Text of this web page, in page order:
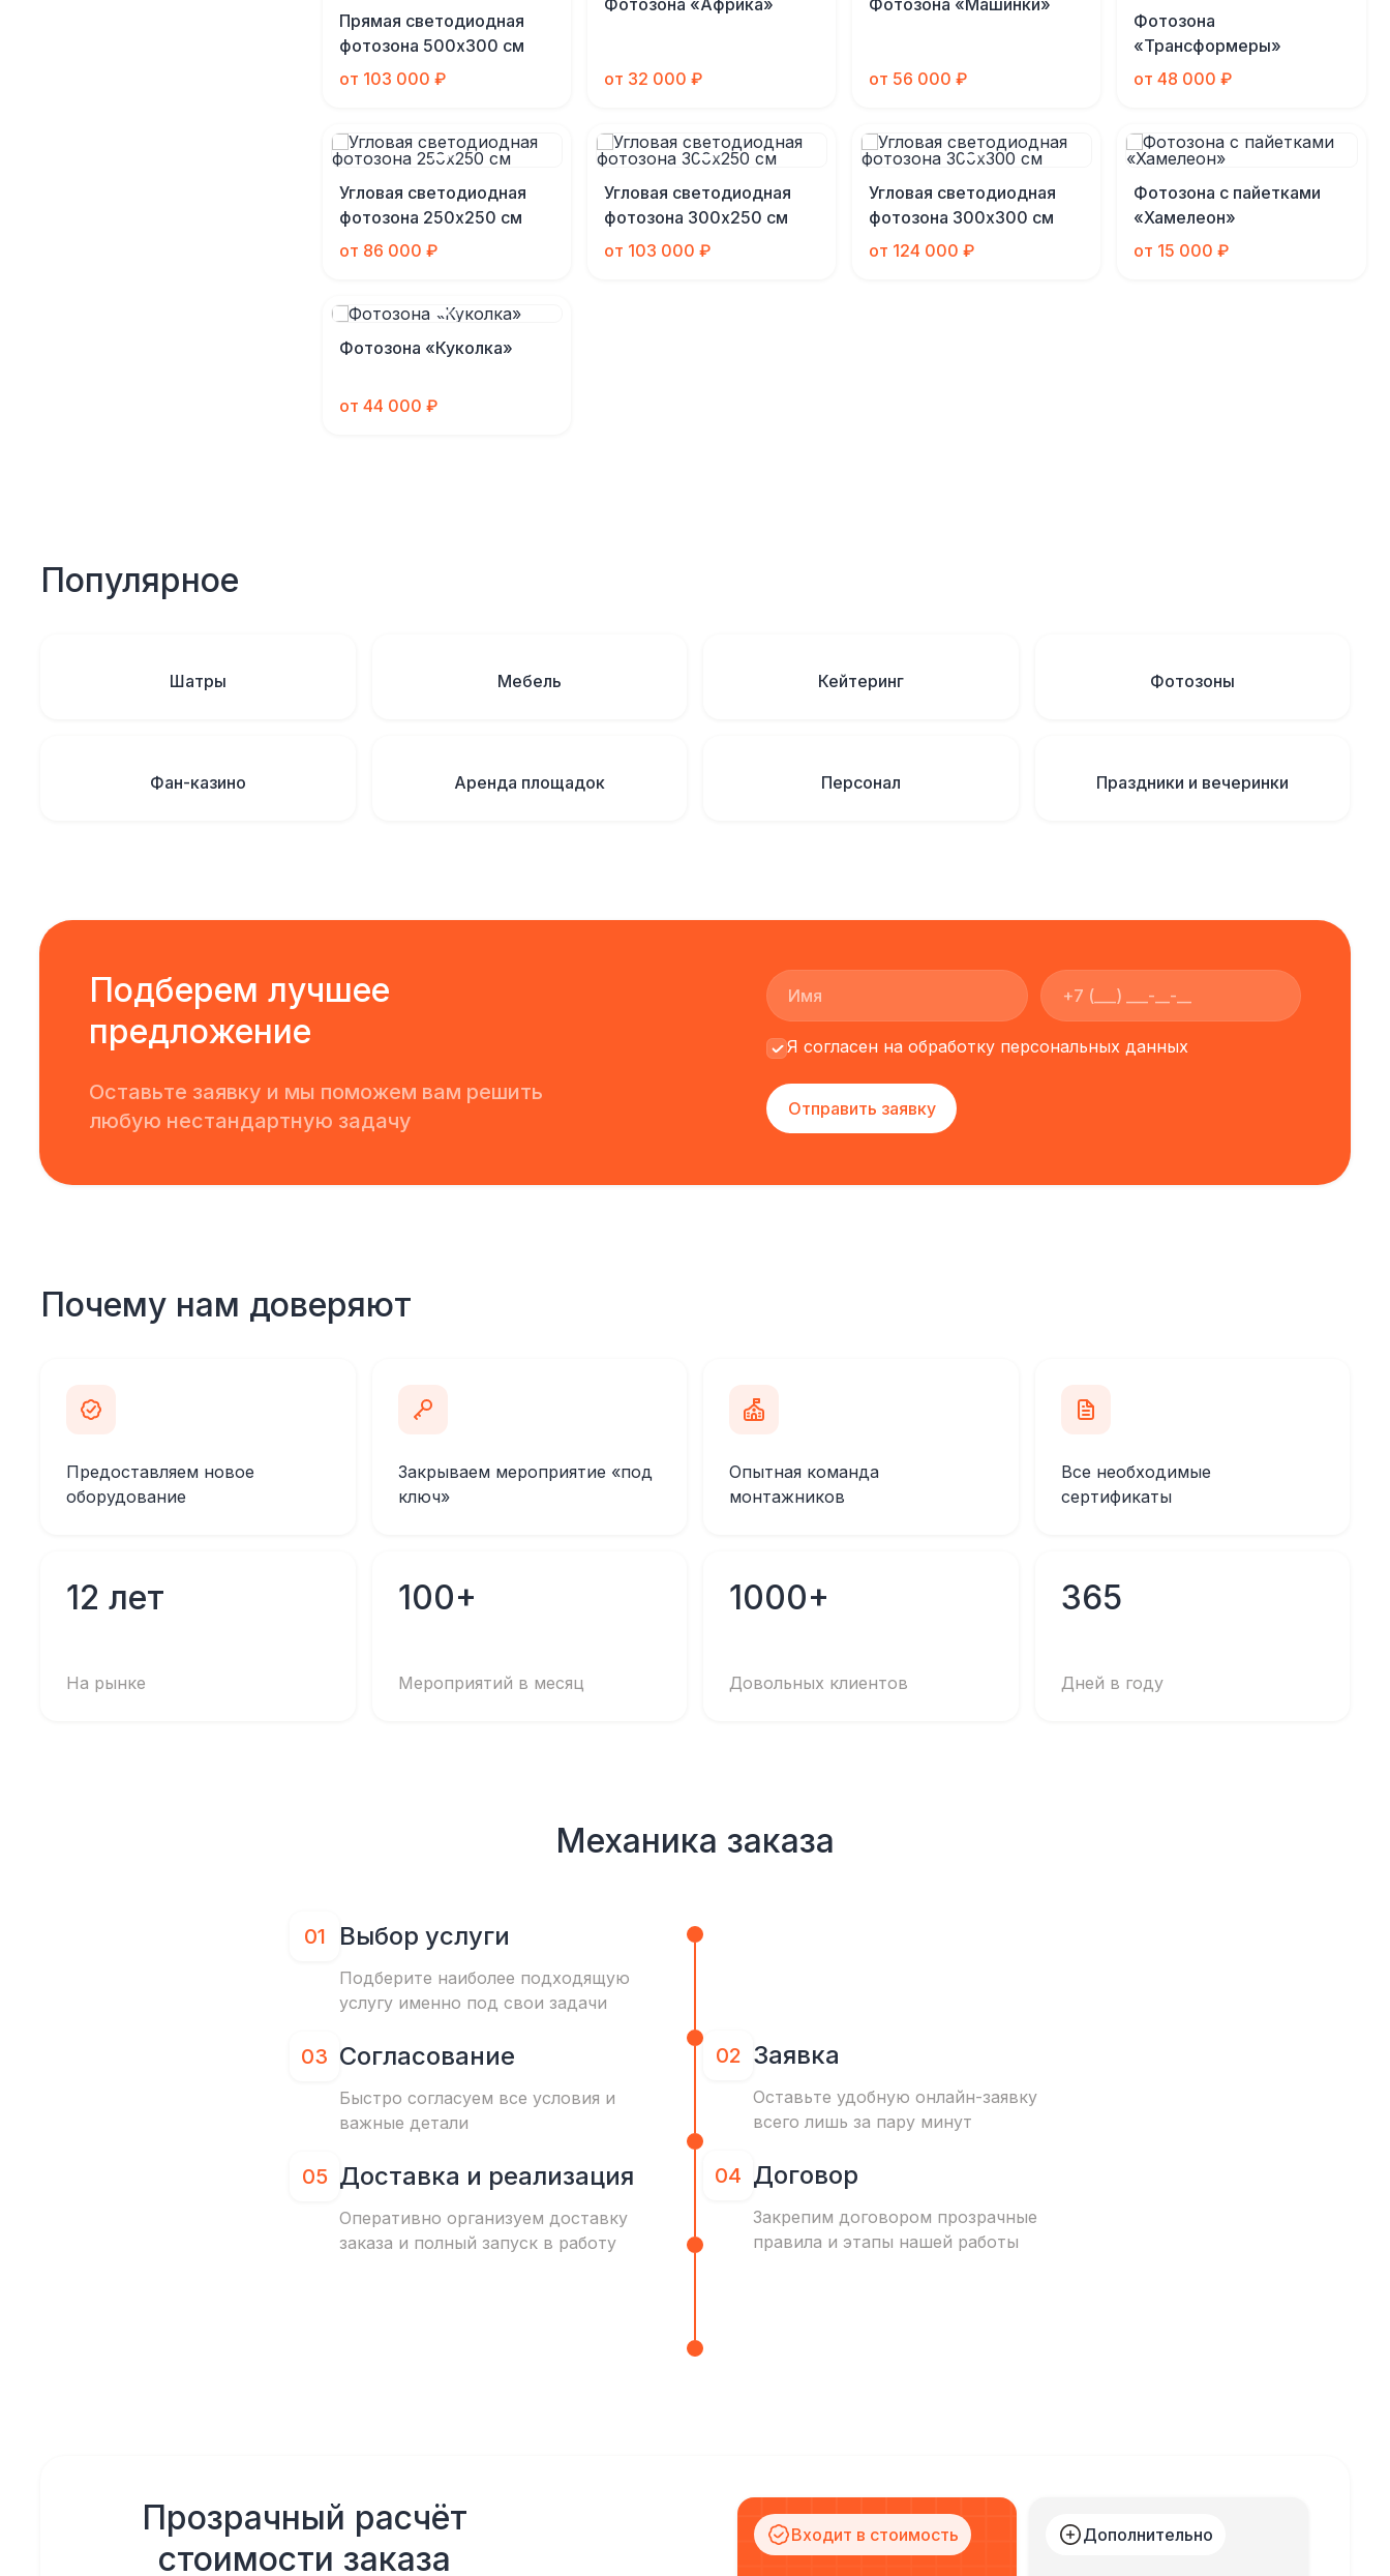
Прямая светодиодная
фотозона 500х300 см
от 103 000 ₽
Фотозона «Африка»
от 32 000 ₽
Фотозона «Машинки»
от 56 000 ₽
Фотозона
«Трансформеры»
от 48 000 ₽
Угловая светодиодная
фотозона 250х250 см
от 86 000 ₽
Угловая светодиодная
фотозона 300х250 см
от 103 000 ₽
Угловая светодиодная
фотозона 300х300 см
от 124 000 ₽
Фотозона с пайетками
«Хамелеон»
от 15 000 ₽
Фотозона «Куколка»
от 44 000 ₽
Популярное
Шатры Мебель Кейтеринг Фотозоны
Фан-казино Аренда площадок Персонал Праздники и вечеринки
Подберем лучшее
предложение
Оставьте заявку и мы поможем вам решить
любую нестандартную задачу
Я согласен на обработку персональных данных
Отправить заявку
Почему нам доверяют
Предоставляем новое
оборудование
Закрываем мероприятие «под
ключ»
Опытная команда
монтажников
Все необходимые
сертификаты
12 лет
На рынке
100+
Мероприятий в месяц
1000+
Довольных клиентов
365
Дней в году
Механика заказа
01 Выбор услуги
Подберите наиболее подходящую
услугу именно под свои задачи
03 Согласование
Быстро согласуем все условия и
важные детали
05 Доставка и реализация
Оперативно организуем доставку
заказа и полный запуск в работу
02 Заявка
Оставьте удобную онлайн-заявку
всего лишь за пару минут
04 Договор
Закрепим договором прозрачные
правила и этапы нашей работы
Прозрачный расчёт
стоимости заказа
Входит в стоимость Дополнительно